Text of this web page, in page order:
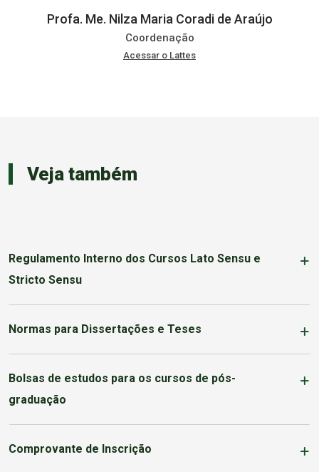
Profa. Me. Nilza Maria Coradi de Araújo
Coordenação
Acessar o Lattes
Veja também
Regulamento Interno dos Cursos Lato Sensu e
Stricto Sensu
Normas para Dissertações e Teses
Bolsas de estudos para os cursos de pós-
graduação
Comprovante de Inscrição